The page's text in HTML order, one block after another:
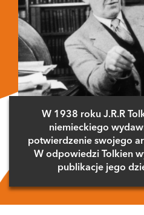
W 1938 roku J.R.R
niemieckiego
potwierdzenie swojego
W odpowiedzi Tolkien
publikacje jego